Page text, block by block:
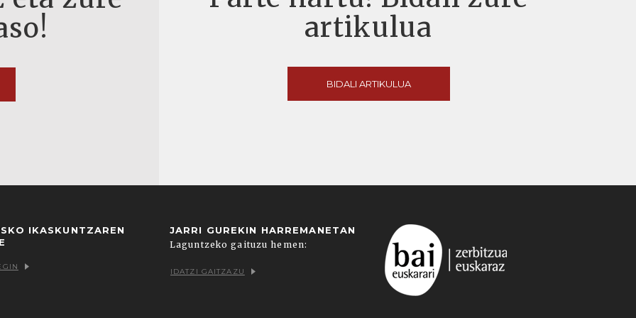
artikulua
BIDALI ARTIKULUA
IKASKUNTZAREN
JARRI GUREKIN HARREMANETAN
Laguntzeko gaituzu hemen:
IDATZI GAITZAZU